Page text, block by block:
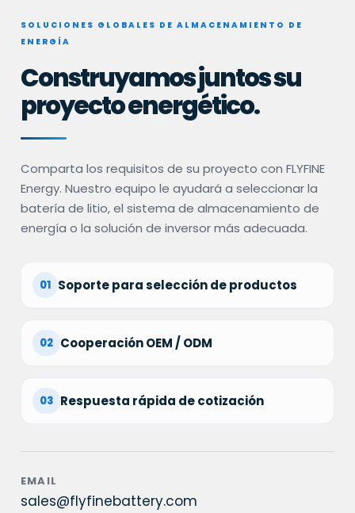
SOLUCIONES GLOBALES DE ALMACENAMIENTO DE
ENERGÍA
Construyamos juntos su
proyecto energético.
Comparta los requisitos de su proyecto con FLYFINE
Energy. Nuestro equipo le ayudará a seleccionar la
batería de litio, el sistema de almacenamiento de
energía o la solución de inversor más adecuada.
01 Soporte para selección de productos
02 Cooperación OEM / ODM
03 Respuesta rápida de cotización
EMAIL
sales@flyfinebattery.com